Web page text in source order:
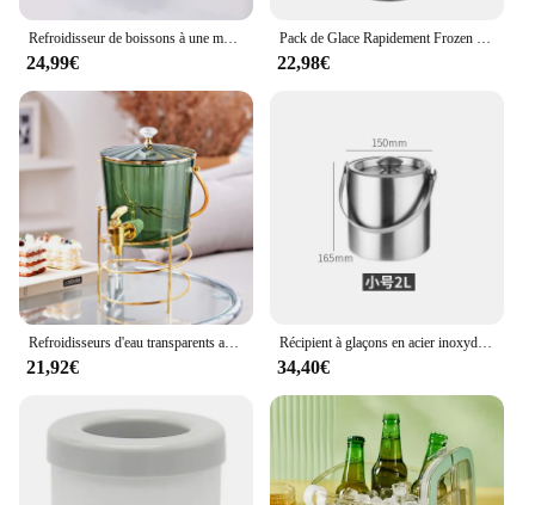
24,99€ 22,98€
21,92€
Récipient à glaçons en acier inoxydable avec couvercle et poignée de transport, boîte de rangement extérieure pour vin, insert isolé à double paroi, 2L, E27
34,40€